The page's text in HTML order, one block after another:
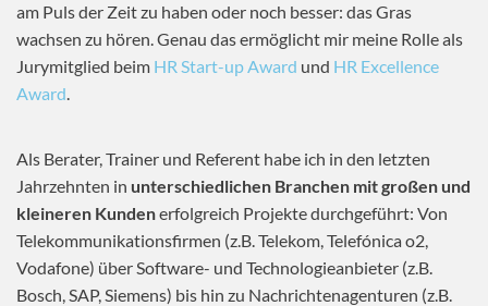
am Puls der Zeit zu haben oder noch besser: das Gras
wachsen zu hören. Genau das ermöglicht mir meine Rolle als
Jurymitglied beim HR Start-up Award und HR Excellence
Award.
Als Berater, Trainer und Referent habe ich in den letzten
Jahrzehnten in unterschiedlichen Branchen mit großen und
kleineren Kundenerfolgreich Projekte durchgeführt: Von
Telekommunikationsfirmen (z.B. Telekom, Telefónica o2,
Vodafone) über Software- und Technologieanbieter (z.B.
Bosch, SAP, Siemens) bis hin zu Nachrichtenagenturen (z.B.